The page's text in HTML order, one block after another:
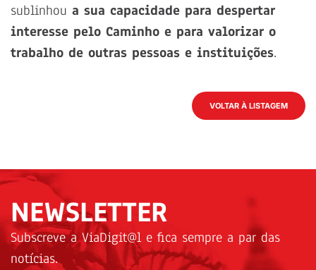
sublinhou a sua capacidade para despertar
interesse pelo Caminho e para valorizar o
trabalho de outras pessoas e instituições.
VOLTAR À LISTAGEM
NEWSLETTER
Subscreve a ViaDigit@l e fica sempre a par das
notícias.